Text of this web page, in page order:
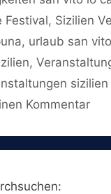
Festival, Sizilien
, urlaub san
,
sizilien
Kommentar